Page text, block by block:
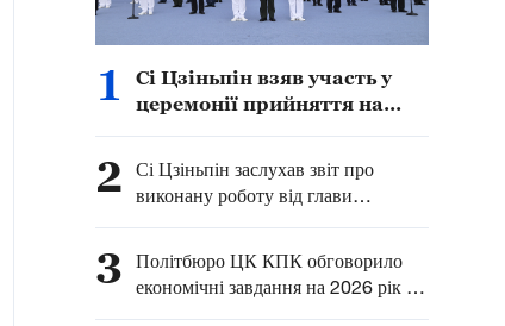
1
Сі Цзіньпін взяв участь у
церемонії прийняття на
2 Сі Цзіньпін заслухав звіт про
виконану роботу від глави
адміністрації САР Сянґан
3 Політбюро ЦК КПК обговорило
економічні завдання на 2026 рік і
правове врядування